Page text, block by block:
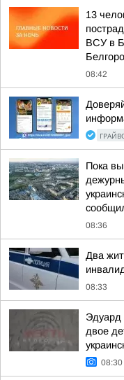
13
ВСУ в
08:42
Пока
08:36
Два
08:33
Эдуард
двое
08:30